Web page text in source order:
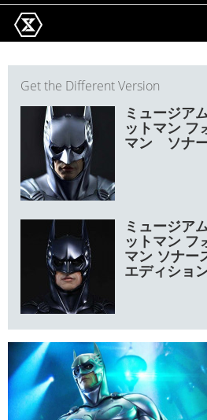
Get the Different Version
ミュージア
ットマン フ
マン ソナ
ミュージア
ットマン フ
マン ソナー
エディショ